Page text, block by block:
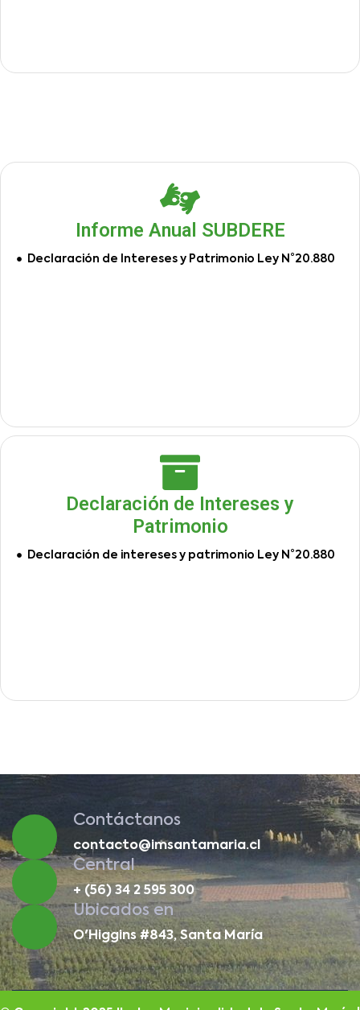
Informe Anual SUBDERE
Declaración de Intereses y Patrimonio Ley N°20.880
Declaración de Intereses y
Patrimonio
Declaración de intereses y patrimonio Ley N°20.880
Contáctanos
contacto@imsantamaria.cl
Central
+ (56) 34 2 595 300
Ubicados en
O'Higgins #843, Santa María